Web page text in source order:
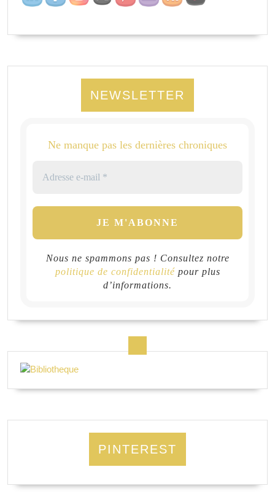
NEWSLETTER
Ne manque pas les dernières chroniques
Nous ne spammons pas ! Consultez notre
politique de confidentialitépour plus
d’informations.
PINTEREST